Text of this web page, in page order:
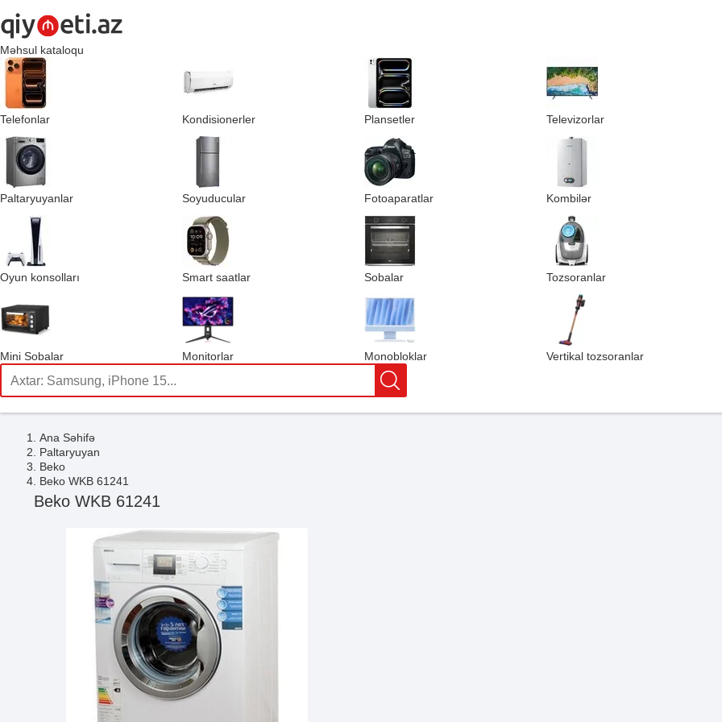
Məhsul kataloqu
Telefonlar Kondisionerler Plansetler Televizorlar
Paltaryuyanlar Soyuducular Fotoaparatlar Kombilər
Oyun konsolları Smart saatlar Sobalar Tozsoranlar
Mini Sobalar Monitorlar Monobloklar Vertikal tozsoranlar
Ana Səhifə
Paltaryuyan
Beko
Beko WKB 61241
Beko WKB 61241